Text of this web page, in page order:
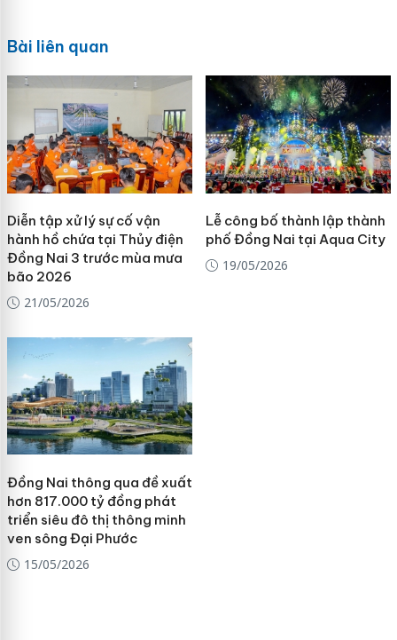
Bài liên quan
Diễn tập xử lý sự cố vận
hành hồ chứa tại Thủy điện
Đồng Nai 3 trước mùa mưa
bão 2026
21/05/2026
Lễ công bố thành lập thành
phố Đồng Nai tại Aqua City
19/05/2026
Đồng Nai thông qua đề xuất
hơn 817.000 tỷ đồng phát
triển siêu đô thị thông minh
ven sông Đại Phước
15/05/2026